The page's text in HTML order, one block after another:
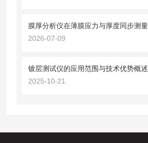
2026-07-09
镀层测试仪的应用范围与技术优势概述
2025-10-21